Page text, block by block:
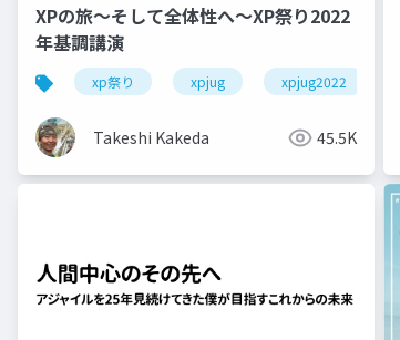
XPの旅〜そして全体性へ〜XP祭り2022
年基調講演
xp祭り xpjug xpjug2022
Takeshi Kakeda 45.5K